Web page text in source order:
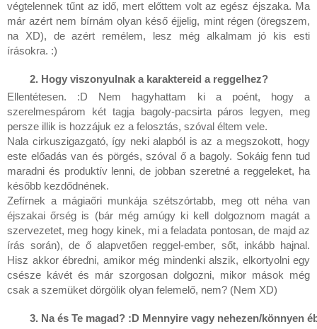
végtelennek tűnt az idő, mert előttem volt az egész éjszaka. Ma
már azért nem bírnám olyan késő éjjelig, mint régen (öregszem,
na XD), de azért remélem, lesz még alkalmam jó kis esti
írásokra. :)
Hogy viszonyulnak a karaktereid a reggelhez?
Ellentétesen. :D Nem hagyhattam ki a poént, hogy a
szerelmespárom két tagja bagoly-pacsirta páros legyen, meg
persze illik is hozzájuk ez a felosztás, szóval éltem vele.
Nala cirkuszigazgató, így neki alapból is az a megszokott, hogy
este előadás van és pörgés, szóval ő a bagoly. Sokáig fenn tud
maradni és produktív lenni, de jobban szeretné a reggeleket, ha
később kezdődnének.
Zefírnek a mágiaőri munkája szétszórtabb, meg ott néha van
éjszakai őrség is (bár még amúgy ki kell dolgoznom magát a
szervezetet, meg hogy kinek, mi a feladata pontosan, de majd az
írás során), de ő alapvetően reggel-ember, sőt, inkább hajnal.
Hisz akkor ébredni, amikor még mindenki alszik, elkortyolni egy
csésze kávét és már szorgosan dolgozni, mikor mások még
csak a szemüket dörgölik olyan felemelő, nem? (Nem XD)
Na és Te magad? :D Mennyire vagy nehezen/könnyen